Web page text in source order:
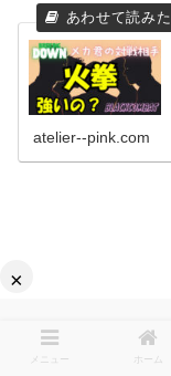
atelier--pink.com
メニュー ホーム
×